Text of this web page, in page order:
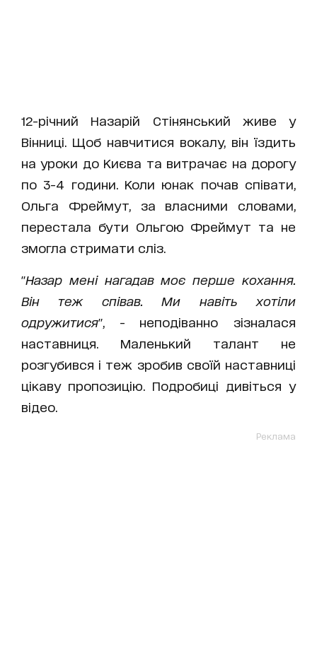
12-річний Назарій Стінянський живе у
Вінниці. Щоб навчитися вокалу, він їздить
на уроки до Києва та витрачає на дорогу
по 3-4 години. Коли юнак почав співати,
Ольга Фреймут, за власними словами,
перестала бути Ольгою Фреймут та не
змогла стримати сліз.
"Назар мені нагадав моє перше кохання.
Він теж співав. Ми навіть хотіли
одружитися", - неподіванно зізналася
наставниця. Маленький талант не
розгубився і теж зробив своїй наставниці
цікаву пропозицію. Подробиці дивіться у
відео.
Реклама